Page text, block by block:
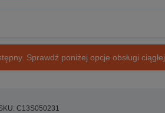
Sprawdź poniżej opcje obsługi ciągłej.
C13S050231